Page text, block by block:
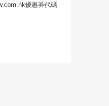
優惠券代碼